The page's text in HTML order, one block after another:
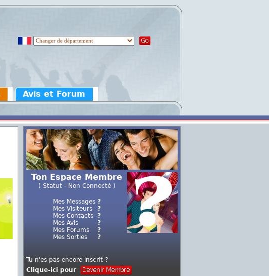
Avis et Forum
Ton Espace Membre
( Statut - Non Connecté )
Mes Messages
Mes Visiteurs
Mes Contacts
Mes Avis
Mes Forums
Mes Sorties
?
?
?
?
?
?
Tu n'es pas encore inscrit ?
Clique-ici pour